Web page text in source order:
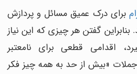
برای درک عمیق مسائل و پردازش
بنابراین گفتن هر چیزی که این نیاز
اقدامی قطعی برای نامعتبر
«بیش از حد به همه چیز فکر